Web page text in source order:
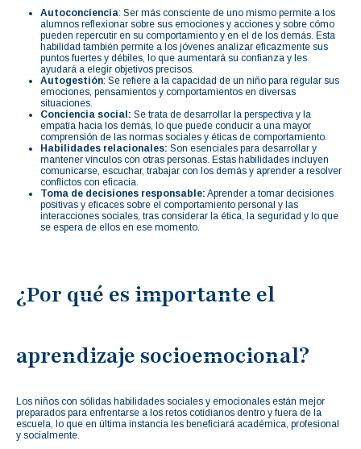
Autoconciencia: Ser más consciente de uno mismo permite a los
alumnos reflexionar sobre sus emociones y acciones y sobre cómo
pueden repercutir en su comportamiento y en el de los demás. Esta
habilidad también permite a los jóvenes analizar eficazmente sus
puntos fuertes y débiles, lo que aumentará su confianza y les
ayudará a elegir objetivos precisos.
Autogestión: Se refiere a la capacidad de un niño para regular sus
emociones, pensamientos y comportamientos en diversas
situaciones.
Conciencia social: Se trata de desarrollar la perspectiva y la
empatía hacia los demás, lo que puede conducir a una mayor
comprensión de las normas sociales y éticas de comportamiento.
Habilidades relacionales: Son esenciales para desarrollar y
mantener vínculos con otras personas. Estas habilidades incluyen
comunicarse, escuchar, trabajar con los demás y aprender a resolver
conflictos con eficacia.
Toma de decisiones responsable: Aprender a tomar decisiones
positivas y eficaces sobre el comportamiento personal y las
interacciones sociales, tras considerar la ética, la seguridad y lo que
se espera de ellos en ese momento.
¿Por qué es importante el
aprendizaje socioemocional?
Los niños con sólidas habilidades sociales y emocionales están mejor
preparados para enfrentarse a los retos cotidianos dentro y fuera de la
escuela, lo que en última instancia les beneficiará académica, profesional
y socialmente.